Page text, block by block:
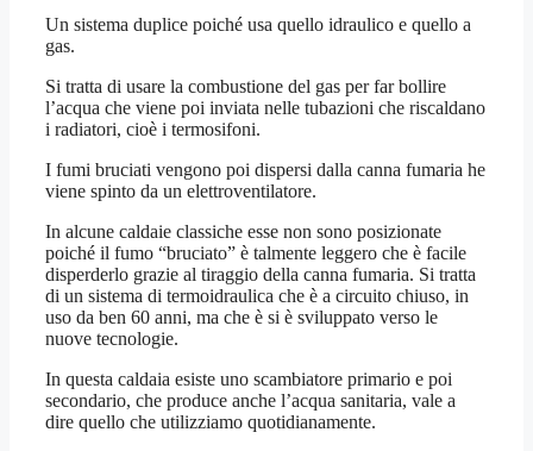
Un sistema duplice poiché usa quello idraulico e quello a
gas.
Si tratta di usare la combustione del gas per far bollire
l’acqua che viene poi inviata nelle tubazioni che riscaldano
i radiatori, cioè i termosifoni.
I fumi bruciati vengono poi dispersi dalla canna fumaria he
viene spinto da un elettroventilatore.
In alcune caldaie classiche esse non sono posizionate
poiché il fumo “bruciato” è talmente leggero che è facile
disperderlo grazie al tiraggio della canna fumaria. Si tratta
di un sistema di termoidraulica che è a circuito chiuso, in
uso da ben 60 anni, ma che è si è sviluppato verso le
nuove tecnologie.
In questa caldaia esiste uno scambiatore primario e poi
secondario, che produce anche l’acqua sanitaria, vale a
dire quello che utilizziamo quotidianamente.